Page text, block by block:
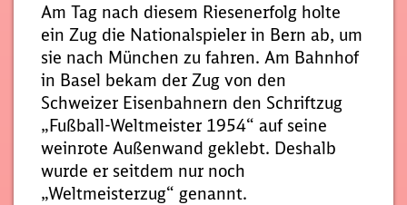
Am Tag nach diesem Riesenerfolg holte
ein Zug die Nationalspieler in Bern ab, um
sie nach München zu fahren. Am Bahnhof
in Basel bekam der Zug von den
Schweizer Eisenbahnern den Schriftzug
„Fußball-Weltmeister 1954“ auf seine
weinrote Außenwand geklebt. Deshalb
wurde er seitdem nur noch
„Weltmeisterzug“ genannt.